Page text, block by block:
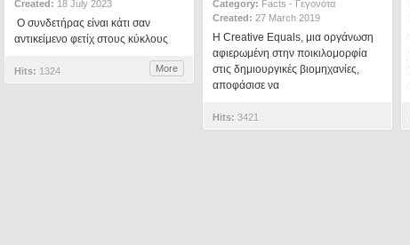
Created: 18 July 2023
Ο συνδετήρας είναι κάτι σαν
αντικείμενο φετίχ στους κύκλους
Hits: 1324 More
Category: Facts - Γεγονότα
Created: 27 March 2019
Η Creative Equals, μια οργάνωση
αφιερωμένη στην ποικιλομορφία
στις δημιουργικές βιομηχανίες,
αποφάσισε να
Hits: 3421